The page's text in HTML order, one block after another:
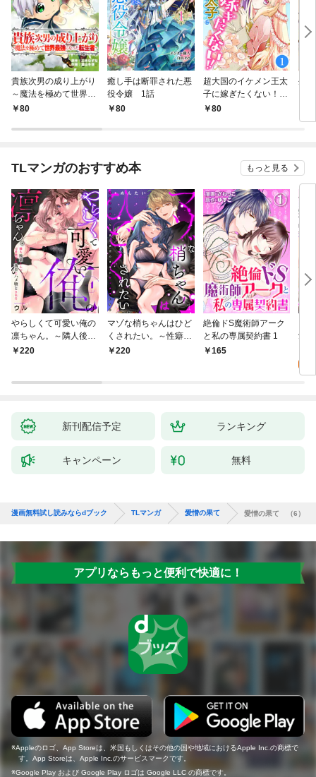
貴族次男の成り上がり
～魔法を極めて世界最
強になった転生者～
80
癒し手は断罪された悪
役令嬢 1話
80
超大国のイケメン王太
子に嫁ぎたくない！！
1話
80
生
パ
TLマンガのおすすめ本 もっと見る
やらしくて可愛い俺の
凛ちゃん。～隣人後輩
くんのイキすぎた執着
220
マゾな梢ちゃんはひど
くされたい。～性癖マ
ッチした後輩と欲望の
220
絶倫ドS魔術師アーク
と私の専属契約書 1
165
愛
新刊配信予定 ランキング
キャンペーン 無料
漫画無料試し読みならdブック TLマンガ 愛憎の果て 愛憎の果て （6）
アプリならもっと便利で快適に！
Appleのロゴ、App Storeは、米国もしくはその他の国や地域におけるApple Inc.の商標で
す。App Storeは、Apple Inc.のサービスマークです。
Google Play および Google Play ロゴは Google LLC の商標です。